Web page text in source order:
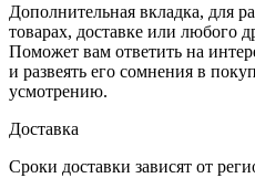
Дополнительная вкладка, для
товарах, доставке или любого
Поможет вам ответить на
и развеять его сомнения в
усмотрению.
Доставка
Сроки доставки зависят от